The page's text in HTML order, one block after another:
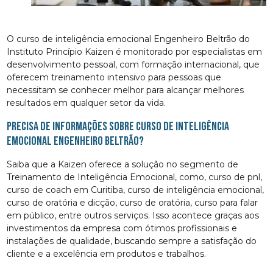
O curso de inteligência emocional Engenheiro Beltrão do
Instituto Princípio Kaizen é monitorado por especialistas em
desenvolvimento pessoal, com formação internacional, que
oferecem treinamento intensivo para pessoas que
necessitam se conhecer melhor para alcançar melhores
resultados em qualquer setor da vida.
Precisa de informações sobre curso de inteligência
emocional Engenheiro Beltrão?
Saiba que a Kaizen oferece a solução no segmento de
Treinamento de Inteligência Emocional, como, curso de pnl,
curso de coach em Curitiba, curso de inteligência emocional,
curso de oratória e dicção, curso de oratória, curso para falar
em público, entre outros serviços. Isso acontece graças aos
investimentos da empresa com ótimos profissionais e
instalações de qualidade, buscando sempre a satisfação do
cliente e a excelência em produtos e trabalhos.